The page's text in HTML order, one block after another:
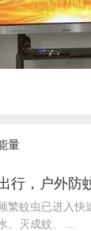
量
行，户外防
繁蚊虫已进入快
、灭成蚊、 ...